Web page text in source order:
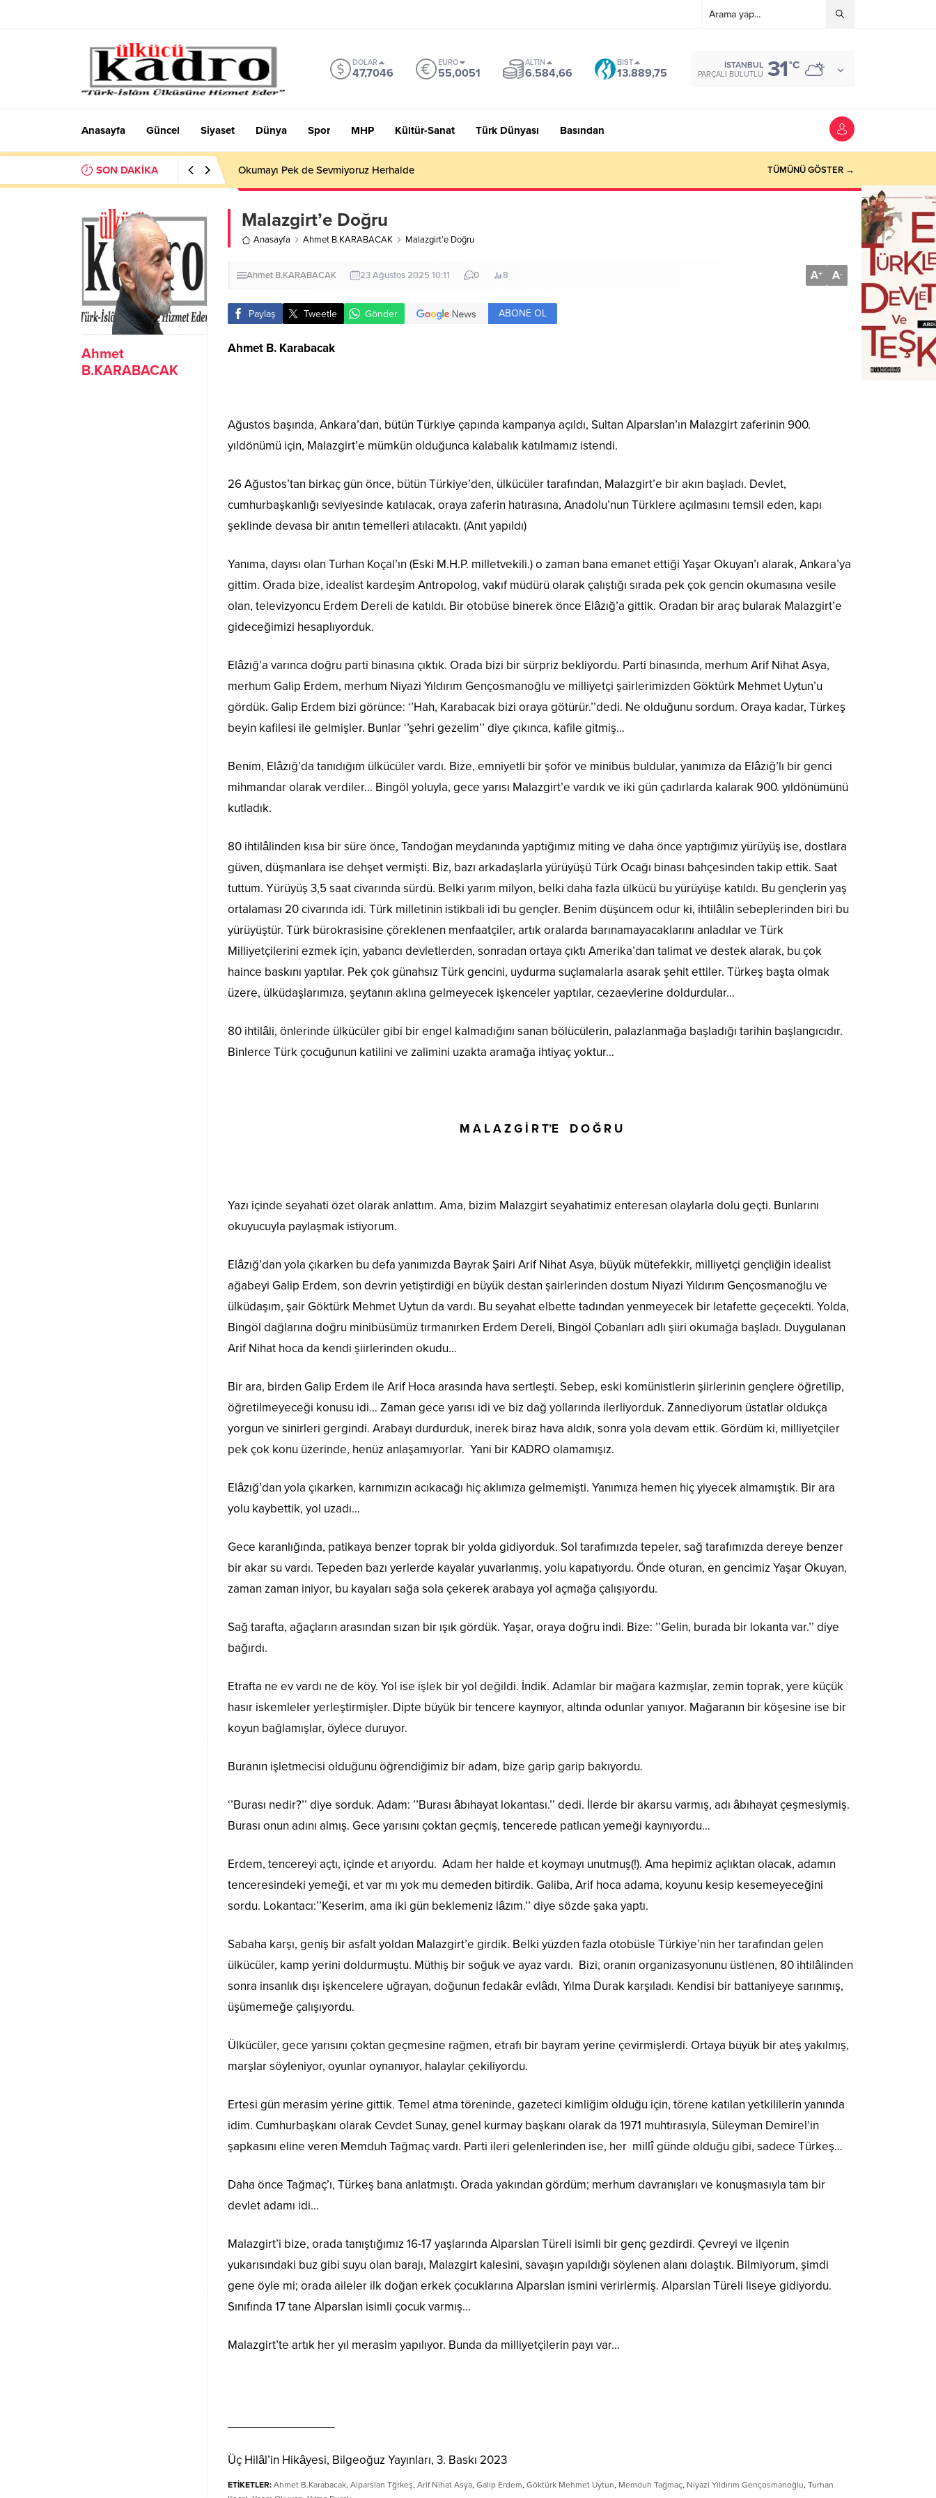
DOLAR
47,7046
EURO
55,0051
ALTIN
6.584,66
BIST
13.889,75
İSTANBUL
PARÇALI BULUTLU 31°C
Anasayfa Güncel Siyaset Dünya Spor MHP Kültür-Sanat Türk Dünyası Basından
SON DAKİKA Okumayı Pek de Sevmiyoruz Herhalde TÜMÜNÜ GÖSTER →
Ahmet
B.KARABACAK
Malazgirt’e Doğru
Anasayfa Ahmet B.KARABACAK Malazgirt’e Doğru
Ahmet B.KARABACAK 23 Ağustos 2025 10:11 0 8 A+ A-
Paylaş Tweetle Gönder ABONE OL
Ahmet B. Karabacak
Ağustos başında, Ankara’dan, bütün Türkiye çapında kampanya açıldı, Sultan Alparslan’ın Malazgirt zaferinin 900.
yıldönümü için, Malazgirt’e mümkün olduğunca kalabalık katılmamız istendi.
26 Ağustos’tan birkaç gün önce, bütün Türkiye’den, ülkücüler tarafından, Malazgirt’e bir akın başladı. Devlet,
cumhurbaşkanlığı seviyesinde katılacak, oraya zaferin hatırasına, Anadolu’nun Türklere açılmasını temsil eden, kapı
şeklinde devasa bir anıtın temelleri atılacaktı. (Anıt yapıldı)
Yanıma, dayısı olan Turhan Koçal’ın (Eski M.H.P. milletvekili.) o zaman bana emanet ettiği Yaşar Okuyan’ı alarak, Ankara’ya
gittim. Orada bize, idealist kardeşim Antropolog, vakıf müdürü olarak çalıştığı sırada pek çok gencin okumasına vesile
olan, televizyoncu Erdem Dereli de katıldı. Bir otobüse binerek önce Elâzığ’a gittik. Oradan bir araç bularak Malazgirt’e
gideceğimizi hesaplıyorduk.
Elâzığ’a varınca doğru parti binasına çıktık. Orada bizi bir sürpriz bekliyordu. Parti binasında, merhum Arif Nihat Asya,
merhum Galip Erdem, merhum Niyazi Yıldırım Gençosmanoğlu ve milliyetçi şairlerimizden Göktürk Mehmet Uytun’u
gördük. Galip Erdem bizi görünce: ‘’Hah, Karabacak bizi oraya götürür.’’dedi. Ne olduğunu sordum. Oraya kadar, Türkeş
beyin kafilesi ile gelmişler. Bunlar ‘’şehri gezelim’’ diye çıkınca, kafile gitmiş…
Benim, Elâzığ’da tanıdığım ülkücüler vardı. Bize, emniyetli bir şoför ve minibüs buldular, yanımıza da Elâzığ’lı bir genci
mihmandar olarak verdiler… Bingöl yoluyla, gece yarısı Malazgirt’e vardık ve iki gün çadırlarda kalarak 900. yıldönümünü
kutladık.
80 ihtilâlinden kısa bir süre önce, Tandoğan meydanında yaptığımız miting ve daha önce yaptığımız yürüyüş ise, dostlara
güven, düşmanlara ise dehşet vermişti. Biz, bazı arkadaşlarla yürüyüşü Türk Ocağı binası bahçesinden takip ettik. Saat
tuttum. Yürüyüş 3,5 saat civarında sürdü. Belki yarım milyon, belki daha fazla ülkücü bu yürüyüşe katıldı. Bu gençlerin yaş
ortalaması 20 civarında idi. Türk milletinin istikbali idi bu gençler. Benim düşüncem odur ki, ihtilâlin sebeplerinden biri bu
yürüyüştür. Türk bürokrasisine çöreklenen menfaatçiler, artık oralarda barınamayacaklarını anladılar ve Türk
Milliyetçilerini ezmek için, yabancı devletlerden, sonradan ortaya çıktı Amerika’dan talimat ve destek alarak, bu çok
haince baskını yaptılar. Pek çok günahsız Türk gencini, uydurma suçlamalarla asarak şehit ettiler. Türkeş başta olmak
üzere, ülküdaşlarımıza, şeytanın aklına gelmeyecek işkenceler yaptılar, cezaevlerine doldurdular…
80 ihtilâli, önlerinde ülkücüler gibi bir engel kalmadığını sanan bölücülerin, palazlanmağa başladığı tarihin başlangıcıdır.
Binlerce Türk çocuğunun katilini ve zalimini uzakta aramağa ihtiyaç yoktur…
M A L A Z G İ R T’E D O Ğ R U
Yazı içinde seyahati özet olarak anlattım. Ama, bizim Malazgirt seyahatimiz enteresan olaylarla dolu geçti. Bunlarını
okuyucuyla paylaşmak istiyorum.
Elâzığ’dan yola çıkarken bu defa yanımızda Bayrak Şairi Arif Nihat Asya, büyük mütefekkir, milliyetçi gençliğin idealist
ağabeyi Galip Erdem, son devrin yetiştirdiği en büyük destan şairlerinden dostum Niyazi Yıldırım Gençosmanoğlu ve
ülküdaşım, şair Göktürk Mehmet Uytun da vardı. Bu seyahat elbette tadından yenmeyecek bir letafette geçecekti. Yolda,
Bingöl dağlarına doğru minibüsümüz tırmanırken Erdem Dereli, Bingöl Çobanları adlı şiiri okumağa başladı. Duygulanan
Arif Nihat hoca da kendi şiirlerinden okudu…
Bir ara, birden Galip Erdem ile Arif Hoca arasında hava sertleşti. Sebep, eski komünistlerin şiirlerinin gençlere öğretilip,
öğretilmeyeceği konusu idi… Zaman gece yarısı idi ve biz dağ yollarında ilerliyorduk. Zannediyorum üstatlar oldukça
yorgun ve sinirleri gergindi. Arabayı durdurduk, inerek biraz hava aldık, sonra yola devam ettik. Gördüm ki, milliyetçiler
pek çok konu üzerinde, henüz anlaşamıyorlar. Yani bir KADRO olamamışız.
Elâzığ’dan yola çıkarken, karnımızın acıkacağı hiç aklımıza gelmemişti. Yanımıza hemen hiç yiyecek almamıştık. Bir ara
yolu kaybettik, yol uzadı…
Gece karanlığında, patikaya benzer toprak bir yolda gidiyorduk. Sol tarafımızda tepeler, sağ tarafımızda dereye benzer
bir akar su vardı. Tepeden bazı yerlerde kayalar yuvarlanmış, yolu kapatıyordu. Önde oturan, en gencimiz Yaşar Okuyan,
zaman zaman iniyor, bu kayaları sağa sola çekerek arabaya yol açmağa çalışıyordu.
Sağ tarafta, ağaçların arasından sızan bir ışık gördük. Yaşar, oraya doğru indi. Bize: ’’Gelin, burada bir lokanta var.’’ diye
bağırdı.
Etrafta ne ev vardı ne de köy. Yol ise işlek bir yol değildi. İndik. Adamlar bir mağara kazmışlar, zemin toprak, yere küçük
hasır iskemleler yerleştirmişler. Dipte büyük bir tencere kaynıyor, altında odunlar yanıyor. Mağaranın bir köşesine ise bir
koyun bağlamışlar, öylece duruyor.
Buranın işletmecisi olduğunu öğrendiğimiz bir adam, bize garip garip bakıyordu.
‘’Burası nedir?’’ diye sorduk. Adam: ’’Burası âbıhayat lokantası.’’ dedi. İlerde bir akarsu varmış, adı âbıhayat çeşmesiymiş.
Burası onun adını almış. Gece yarısını çoktan geçmiş, tencerede patlıcan yemeği kaynıyordu…
Erdem, tencereyi açtı, içinde et arıyordu. Adam her halde et koymayı unutmuş(!). Ama hepimiz açlıktan olacak, adamın
tenceresindeki yemeği, et var mı yok mu demeden bitirdik. Galiba, Arif hoca adama, koyunu kesip kesemeyeceğini
sordu. Lokantacı:’’Keserim, ama iki gün beklemeniz lâzım.’’ diye sözde şaka yaptı.
Sabaha karşı, geniş bir asfalt yoldan Malazgirt’e girdik. Belki yüzden fazla otobüsle Türkiye’nin her tarafından gelen
ülkücüler, kamp yerini doldurmuştu. Müthiş bir soğuk ve ayaz vardı. Bizi, oranın organizasyonunu üstlenen, 80 ihtilâlinden
sonra insanlık dışı işkencelere uğrayan, doğunun fedakâr evlâdı, Yılma Durak karşıladı. Kendisi bir battaniyeye sarınmış,
üşümemeğe çalışıyordu.
Ülkücüler, gece yarısını çoktan geçmesine rağmen, etrafı bir bayram yerine çevirmişlerdi. Ortaya büyük bir ateş yakılmış,
marşlar söyleniyor, oyunlar oynanıyor, halaylar çekiliyordu.
Ertesi gün merasim yerine gittik. Temel atma töreninde, gazeteci kimliğim olduğu için, törene katılan yetkililerin yanında
idim. Cumhurbaşkanı olarak Cevdet Sunay, genel kurmay başkanı olarak da 1971 muhtırasıyla, Süleyman Demirel’in
şapkasını eline veren Memduh Tağmaç vardı. Parti ileri gelenlerinden ise, her millî günde olduğu gibi, sadece Türkeş…
Daha önce Tağmaç’ı, Türkeş bana anlatmıştı. Orada yakından gördüm; merhum davranışları ve konuşmasıyla tam bir
devlet adamı idi…
Malazgirt’i bize, orada tanıştığımız 16-17 yaşlarında Alparslan Türeli isimli bir genç gezdirdi. Çevreyi ve ilçenin
yukarısındaki buz gibi suyu olan barajı, Malazgirt kalesini, savaşın yapıldığı söylenen alanı dolaştık. Bilmiyorum, şimdi
gene öyle mi; orada aileler ilk doğan erkek çocuklarına Alparslan ismini verirlermiş. Alparslan Türeli liseye gidiyordu.
Sınıfında 17 tane Alparslan isimli çocuk varmış…
Malazgirt’te artık her yıl merasim yapılıyor. Bunda da milliyetçilerin payı var…
Üç Hilâl’in Hikâyesi, Bilgeoğuz Yayınları, 3. Baskı 2023
ETİKETLER: Ahmet B.Karabacak, Alparslan Tğrkeş, Arif Nihat Asya, Galip Erdem, Göktürk Mehmet Uytun, Memduh Tağmaç, Niyazi Yıldırım Gençosmanoğlu, Turhan